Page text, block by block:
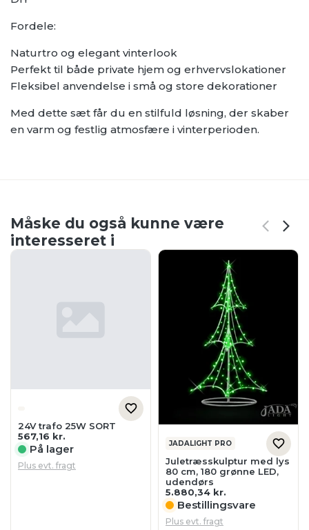
Fordele:
Naturtro og elegant vinterlook
Perfekt til både private hjem og erhvervslokationer
Fleksibel anvendelse i små og store dekorationer
Med dette sæt får du en stilfuld løsning, der skaber
en varm og festlig atmosfære i vinterperioden.
Måske du også kunne være
interesseret i
24V trafo 25W SORT
567,16 kr.
På lager
Plus evt. fragt
JADALIGHT PRO
Juletræsskulptur med lys
80 cm, 180 grønne LED,
udendørs
5.880,34 kr.
Bestillingsvare
Plus evt. fragt